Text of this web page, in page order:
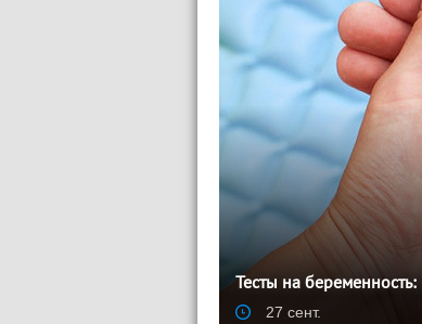
Тесты на
27 сент.